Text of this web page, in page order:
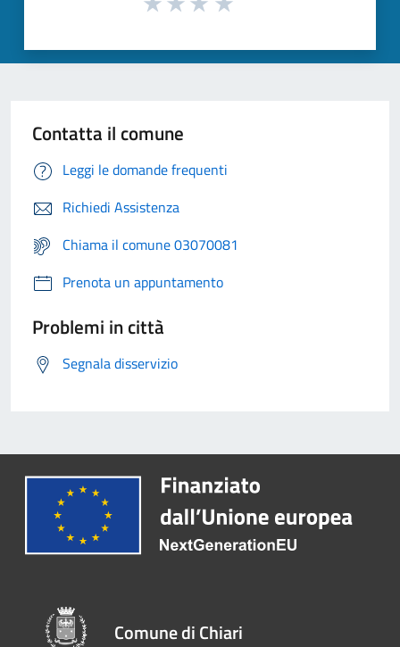
Contatta il comune
Leggi le domande frequenti
Richiedi Assistenza
Chiama il comune 03070081
Prenota un appuntamento
Problemi in città
Segnala disservizio
Comune di Chiari